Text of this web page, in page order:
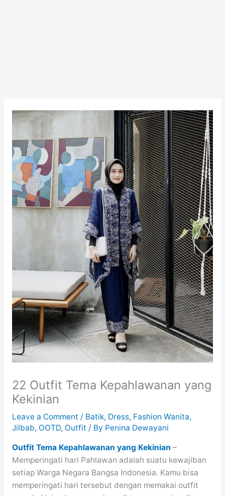
22 Outfit Tema Kepahlawanan yang
Kekinian
Leave a Comment / Batik, Dress, Fashion Wanita,
Jilbab, OOTD, Outfit / By Penina Dewayani
Outfit Tema Kepahlawanan yang Kekinian –
Memperingati hari Pahlawan adalah suatu kewajiban
setiap Warga Negara Bangsa Indonesia. Kamu bisa
memperingati hari tersebut dengan memakai outfit